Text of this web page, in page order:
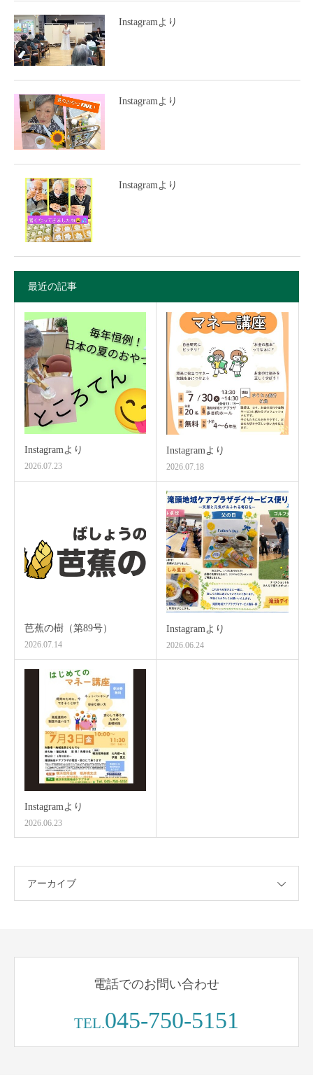
Instagramより
Instagramより
Instagramより
最近の記事
Instagramより
2026.07.23
Instagramより
2026.07.18
芭蕉の樹（第89号）
2026.07.14
Instagramより
2026.06.24
Instagramより
2026.06.23
アーカイブ
電話でのお問い合わせ
TEL.045-750-5151